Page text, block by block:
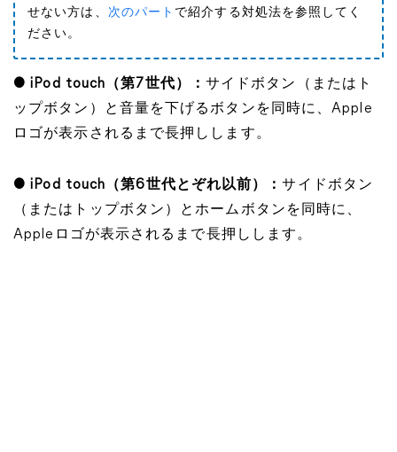
せない方は、 次のパート で紹介する対処法を参照してく
ださい。
● iPod touch（第7世代）： サイドボタン（またはト
ップボタン）と音量を下げるボタンを同時に、Apple
ロゴが表示されるまで長押しします。
● iPod touch（第6世代とぞれ以前）：サイドボタン
（またはトップボタン）とホームボタンを同時に、
Appleロゴが表示されるまで長押しします。